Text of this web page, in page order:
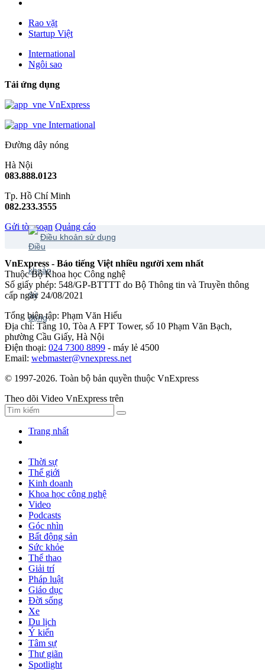
Rao vặt
Startup Việt
International
Ngôi sao
Tải ứng dụng
VnExpress
International
Đường dây nóng
Hà Nội
083.888.0123
Tp. Hồ Chí Minh
082.233.3555
Gửi tòa soạn Quảng cáo
Điều khoản sử dụng
VnExpress - Báo tiếng Việt nhiều người xem nhất
Thuộc Bộ Khoa học Công nghệ
Số giấy phép: 548/GP-BTTTT do Bộ Thông tin và Truyền thông
cấp ngày 24/08/2021
Tổng biên tập: Phạm Văn Hiếu
Địa chỉ: Tầng 10, Tòa A FPT Tower, số 10 Phạm Văn Bạch,
phường Cầu Giấy, Hà Nội
Điện thoại: 024 7300 8899 - máy lẻ 4500
Email: webmaster@vnexpress.net
© 1997-2026. Toàn bộ bản quyền thuộc VnExpress
Theo dõi Video VnExpress trên
Trang nhất
Thời sự
Thế giới
Kinh doanh
Khoa học công nghệ
Video
Podcasts
Góc nhìn
Bất động sản
Sức khỏe
Thể thao
Giải trí
Pháp luật
Giáo dục
Đời sống
Xe
Du lịch
Ý kiến
Tâm sự
Thư giãn
Spotlight